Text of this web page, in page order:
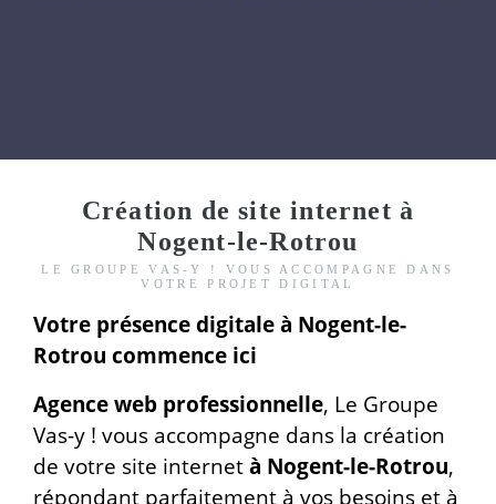
Création de site internet à
Nogent-le-Rotrou
LE GROUPE VAS-Y ! VOUS ACCOMPAGNE DANS
VOTRE PROJET DIGITAL
Votre présence digitale à Nogent-le-
Rotrou commence ici
Agence web professionnelle, Le Groupe
Vas-y ! vous accompagne dans la création
de votre site internet à Nogent-le-Rotrou,
répondant parfaitement à vos besoins et à